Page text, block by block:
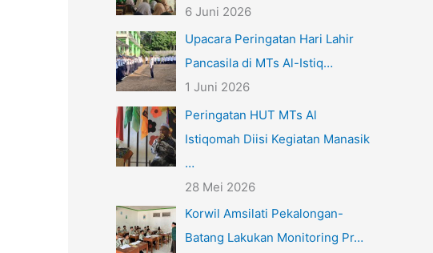
6 Juni 2026
Upacara Peringatan Hari Lahir
Pancasila di MTs Al-Istiq…
1 Juni 2026
Peringatan HUT MTs Al
Istiqomah Diisi Kegiatan Manasik
…
28 Mei 2026
Korwil Amsilati Pekalongan-
Batang Lakukan Monitoring Pr…